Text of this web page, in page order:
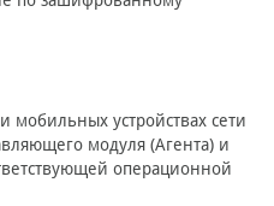
устройствах сети
модуля (Агента) и
операционной